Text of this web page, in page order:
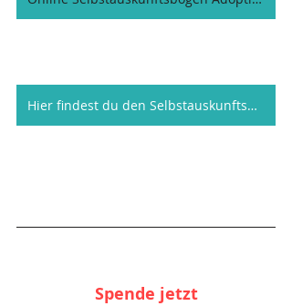
Hier findest du den Selbstauskunftsbogen auch als PDF zum herunterladen
Spende jetzt